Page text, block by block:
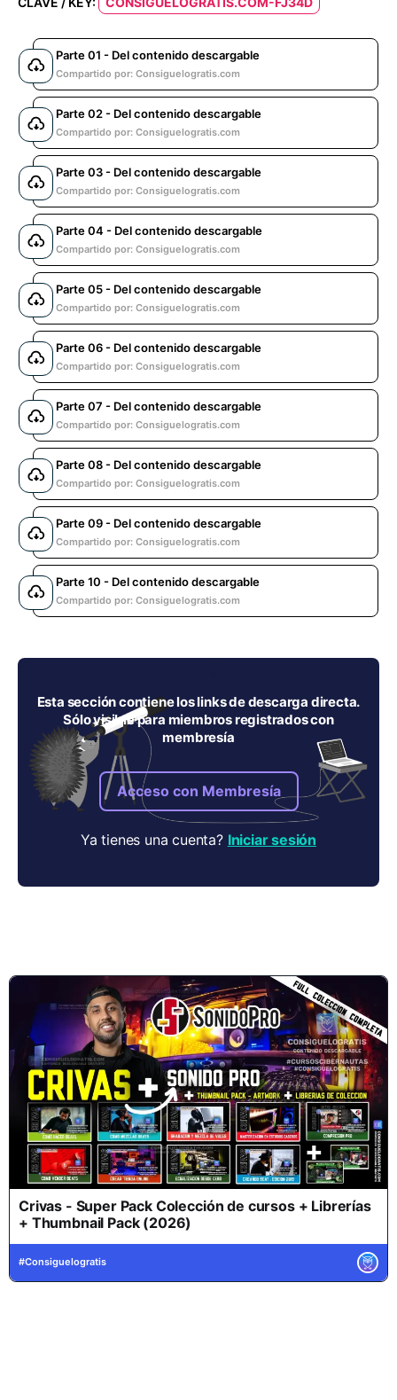
Parte 01 - Del contenido descargable
Compartido por: Consiguelogratis.com
Parte 02 - Del contenido descargable
Compartido por: Consiguelogratis.com
Parte 03 - Del contenido descargable
Compartido por: Consiguelogratis.com
Parte 04 - Del contenido descargable
Compartido por: Consiguelogratis.com
Parte 05 - Del contenido descargable
Compartido por: Consiguelogratis.com
Parte 06 - Del contenido descargable
Compartido por: Consiguelogratis.com
Parte 07 - Del contenido descargable
Compartido por: Consiguelogratis.com
Parte 08 - Del contenido descargable
Compartido por: Consiguelogratis.com
Parte 09 - Del contenido descargable
Compartido por: Consiguelogratis.com
Parte 10 - Del contenido descargable
Compartido por: Consiguelogratis.com
Esta sección contiene los links de descarga directa.
Sólo visible para miembros registrados con
membresía
Acceso con Membresía
Ya tienes una cuenta? Iniciar sesión
Crivas - Super Pack Colección de cursos + Librerías
+ Thumbnail Pack (2026)